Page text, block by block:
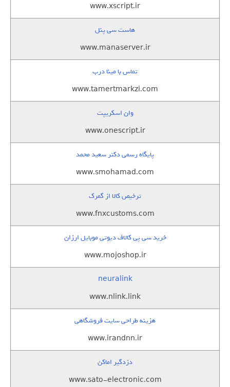
www.xscript.ir
هاست سی پنل
www.manaserver.ir
تماس با مینا درب
www.tamertmarkzi.com
وان اسکریپت
www.onescript.ir
پایگاه رسمی دکتر سعید محمد
www.smohamad.com
ترخیص کالا از گمرک
www.fnxcustoms.com
خرید سی پی کالاف دیوتی موبایل ارزان
www.mojoshop.ir
neuralink
www.nlink.link
هزینه طراحی سایت فروشگاهی
www.irandnn.ir
دزدگیر اماکن
www.sato-electronic.com